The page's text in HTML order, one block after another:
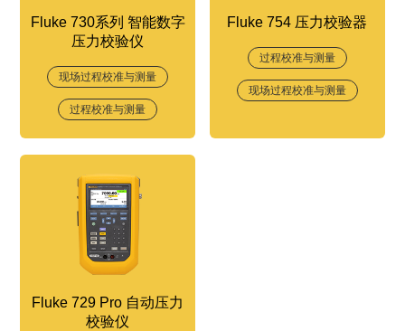
Fluke 730系列 智能数字
压力校验仪
现场过程校准与测量
过程校准与测量
Fluke 754 压力校验器
过程校准与测量
现场过程校准与测量
Fluke 729 Pro 自动压力
校验仪